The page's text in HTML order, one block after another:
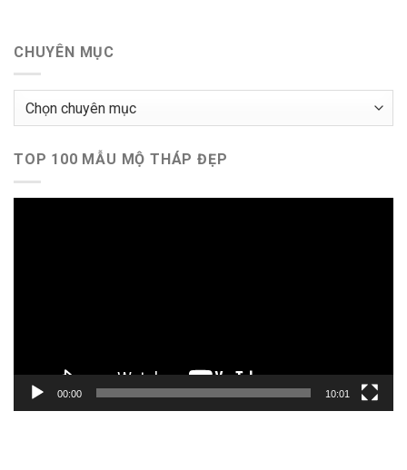
CHUYÊN MỤC
Chuyên
TOP 100 MẪU MỘ THÁP ĐẸP
00:00 10:01